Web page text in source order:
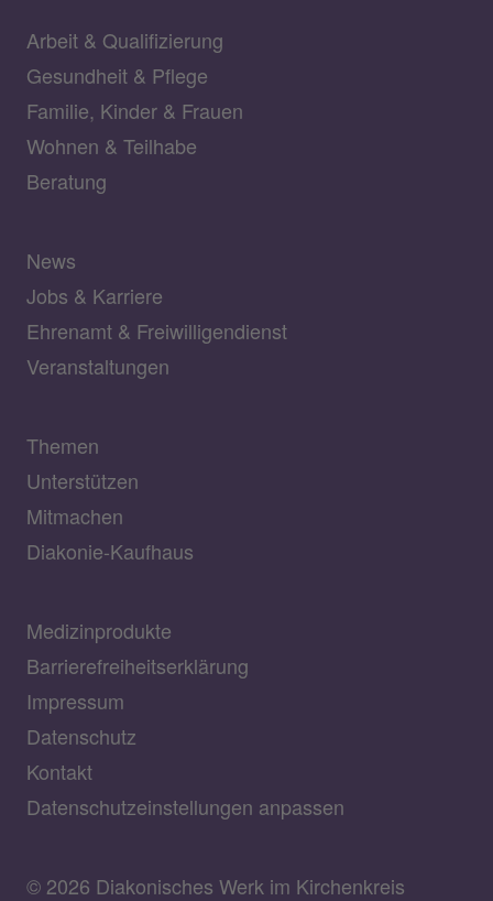
Arbeit & Qualifizierung
Gesundheit & Pflege
Familie, Kinder & Frauen
Wohnen & Teilhabe
Beratung
News
Jobs & Karriere
Ehrenamt & Freiwilligendienst
Veranstaltungen
Themen
Unterstützen
Mitmachen
Diakonie-Kaufhaus
Medizinprodukte
Barrierefreiheitserklärung
Impressum
Datenschutz
Kontakt
Datenschutzeinstellungen anpassen
© 2026 Diakonisches Werk im Kirchenkreis